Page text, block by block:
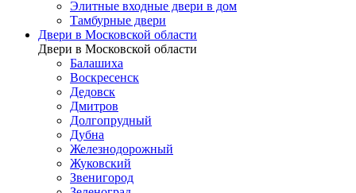
Элитные входные двери в дом
Тамбурные двери
Двери в Московской области
Двери в Московской области
Балашиха
Воскресенск
Дедовск
Дмитров
Долгопрудный
Дубна
Железнодорожный
Жуковский
Звенигород